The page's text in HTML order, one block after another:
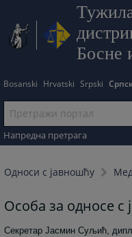
Босне
Bosanski Hrvatski Srpski
Напредна претрага
Односи с јавношћу
Особа за односе с
Секретар Јасмин Суљић,